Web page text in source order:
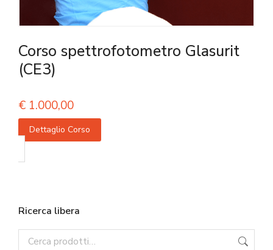
Corso spettrofotometro Glasurit
(CE3)
€ 1.000,00
Dettaglio Corso
Ricerca libera